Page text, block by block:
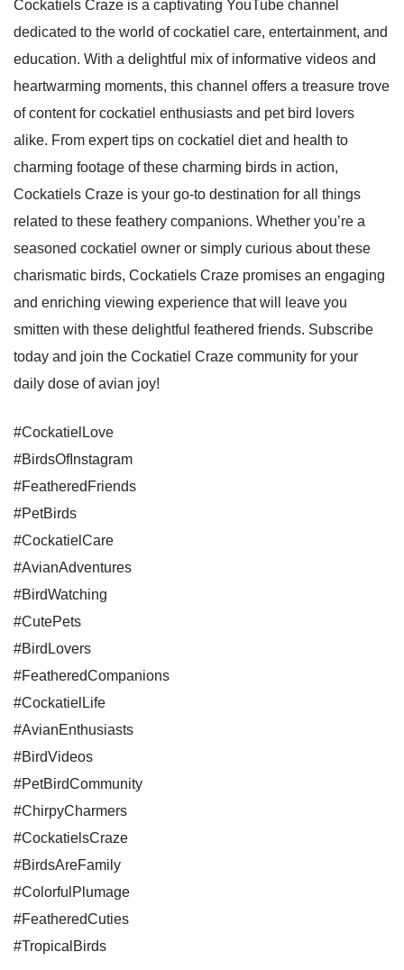
Cockatiels Craze is a captivating YouTube channel
dedicated to the world of cockatiel care, entertainment, and
education. With a delightful mix of informative videos and
heartwarming moments, this channel offers a treasure trove
of content for cockatiel enthusiasts and pet bird lovers
alike. From expert tips on cockatiel diet and health to
charming footage of these charming birds in action,
Cockatiels Craze is your go-to destination for all things
related to these feathery companions. Whether you’re a
seasoned cockatiel owner or simply curious about these
charismatic birds, Cockatiels Craze promises an engaging
and enriching viewing experience that will leave you
smitten with these delightful feathered friends. Subscribe
today and join the Cockatiel Craze community for your
daily dose of avian joy!
#CockatielLove
#BirdsOfInstagram
#FeatheredFriends
#PetBirds
#CockatielCare
#AvianAdventures
#BirdWatching
#CutePets
#BirdLovers
#FeatheredCompanions
#CockatielLife
#AvianEnthusiasts
#BirdVideos
#PetBirdCommunity
#ChirpyCharmers
#CockatielsCraze
#BirdsAreFamily
#ColorfulPlumage
#FeatheredCuties
#TropicalBirds